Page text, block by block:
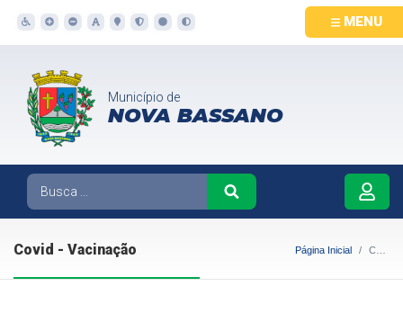
MENU
Município de
NOVA BASSANO
Covid - Vacinação Página Inicial Covid - Vacinação